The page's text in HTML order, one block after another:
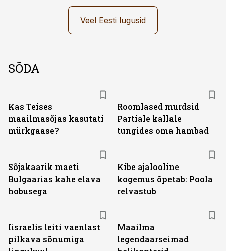
Veel Eesti lugusid
SÕDA
Kas Teises
maailmasõjas kasutati
mürkgaase?
Roomlased murdsid
Partiale kallale
tungides oma hambad
Sõjakaarik maeti
Bulgaarias kahe elava
hobusega
Kibe ajalooline
kogemus õpetab: Poola
relvastub
Iisraelis leiti vaenlast
pilkava sõnumiga
Maailma
legendaarseimad